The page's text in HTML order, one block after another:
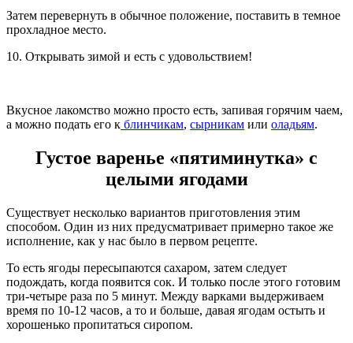
Затем перевернуть в обычное положение, поставить в темное
прохладное место.
10. Открывать зимой и есть с удовольствием!
Вкусное лакомство можно просто есть, запивая горячим чаем,
а можно подать его к блинчикам, сырникам или оладьям.
Густое варенье «пятиминутка» с
целыми ягодами
Существует несколько вариантов приготовления этим
способом. Один из них предусматривает примерно такое же
исполнение, как у нас было в первом рецепте.
То есть ягоды пересыпаются сахаром, затем следует
подождать, когда появится сок. И только после этого готовим
три-четыре раза по 5 минут. Между варками выдерживаем
время по 10-12 часов, а то и больше, давая ягодам остыть и
хорошенько пропитаться сиропом.